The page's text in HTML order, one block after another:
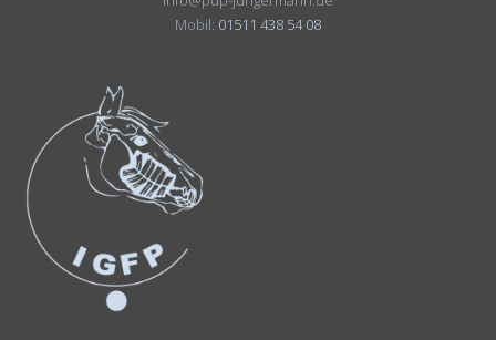
Mobil: 01511 438 54 08